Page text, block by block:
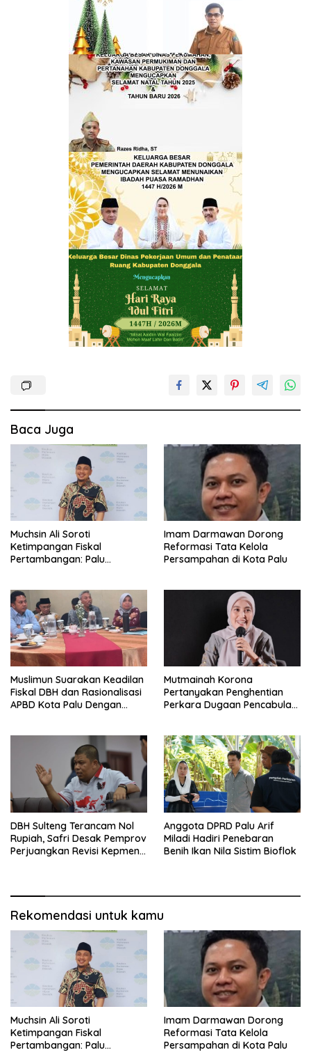
Baca Juga
Muchsin Ali Soroti
Ketimpangan Fiskal
Pertambangan: Palu
Imam Darmawan Dorong
Reformasi Tata Kelola
Persampahan di Kota Palu
Muslimun Suarakan Keadilan
Fiskal DBH dan Rasionalisasi
APBD Kota Palu Dengan
Mutmainah Korona
Pertanyakan Penghentian
Perkara Dugaan Pencabulan
DBH Sulteng Terancam Nol
Rupiah, Safri Desak Pemprov
Perjuangkan Revisi Kepmen
Anggota DPRD Palu Arif
Miladi Hadiri Penebaran
Benih Ikan Nila Sistim Bioflok
Rekomendasi untuk kamu
Muchsin Ali Soroti
Ketimpangan Fiskal
Pertambangan: Palu
Imam Darmawan Dorong
Reformasi Tata Kelola
Persampahan di Kota Palu